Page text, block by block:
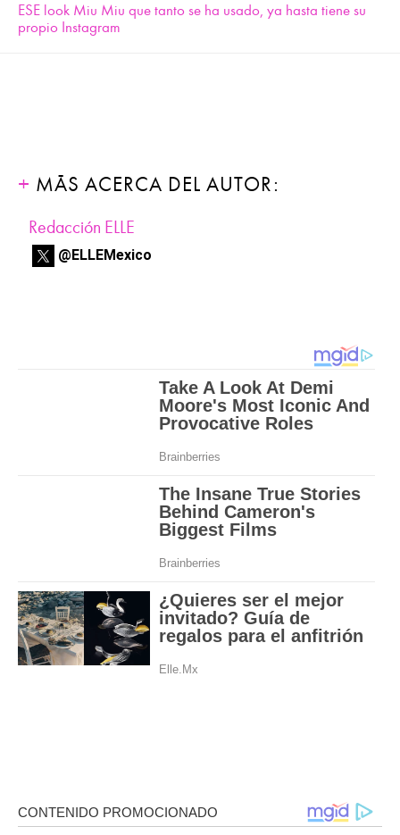
ESE look Miu Miu que tanto se ha usado, ya hasta tiene su
propio Instagram
MÁS ACERCA DEL AUTOR:
Redacción ELLE
@ELLEMexico